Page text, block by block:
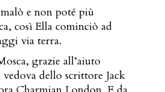
e non poté più
così Ella cominciò ad
via terra.
grazie all’aiuto
dello scrittore Jack